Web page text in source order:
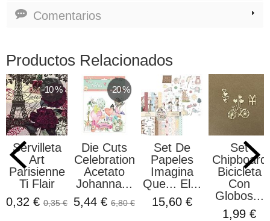
Comentarios
Productos Relacionados
-10 %
Servilleta
Art
Parisienne
Ti Flair
0,32 € 0,35 €
-20 %
Die Cuts
Celebration
Acetato
Johanna...
5,44 € 6,80 €
Set De
Papeles
Imagina
Que... El...
15,60 €
Set
Chipboard
Bicicleta
Con
Globos...
1,99 €